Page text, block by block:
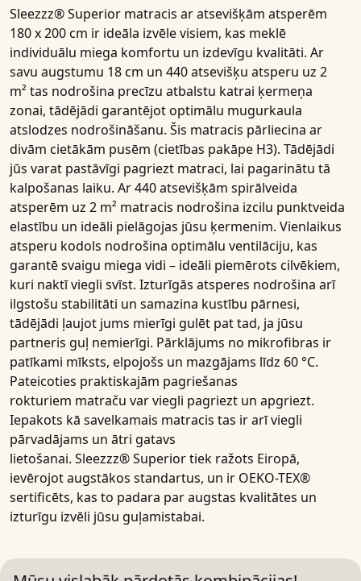
Sleezzz® Superior matracis ar atsevišķām atsperēm
180 x 200 cm ir ideāla izvēle visiem, kas meklē
individuālu miega komfortu un izdevīgu kvalitāti. Ar
savu augstumu 18 cm un 440 atsevišķu atsperu uz 2
m² tas nodrošina precīzu atbalstu katrai ķermeņa
zonai, tādējādi garantējot optimālu mugurkaula
atslodzes nodrošināšanu. Šis matracis pārliecina ar
divām cietākām pusēm (cietības pakāpe H3). Tādējādi
jūs varat pastāvīgi pagriezt matraci, lai pagarinātu tā
kalpošanas laiku. Ar440 atsevišķām spirālveida
atsperēm uz 2 m² matracis nodrošina izcilu punktveida
elastību un ideāli pielāgojas jūsu ķermenim. Vienlaikus
atsperu kodols nodrošina optimālu ventilāciju, kas
garantē svaigu miega vidi – ideāli piemērots cilvēkiem,
kuri naktī viegli svīst. Izturīgās atsperes nodrošina arī
ilgstošu stabilitāti un samazina kustību pārnesi,
tādējādi ļaujot jums mierīgi gulēt pat tad, ja jūsu
partneris guļ nemierīgi. Pārklājums no mikrofibras ir
patīkami mīksts, elpojošs un mazgājams līdz 60 °C.
Pateicoties praktiskajām pagriešanas
rokturiem matraču var viegli pagriezt un apgriezt.
Iepakots kā savelkamais matracis tas ir arī viegli
pārvadājams un ātri gatavs
lietošanai. Sleezzz®Superiortiek ražots Eiropā,
ievērojot augstākos standartus, un ir OEKO-TEX®
sertificēts, kas to padara par augstas kvalitātes un
izturīgu izvēli jūsu guļamistabai.